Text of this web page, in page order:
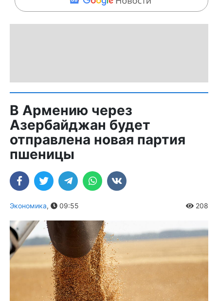
В Армению через
Азербайджан будет
отправлена новая партия
пшеницы
Экономика, 09:55 208